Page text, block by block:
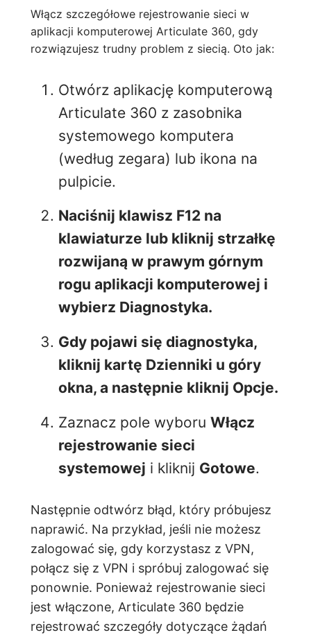
Włącz szczegółowe rejestrowanie sieci w
aplikacji komputerowej Articulate 360, gdy
rozwiązujesz trudny problem z siecią. Oto jak:
Otwórz aplikację komputerową
Articulate 360 z zasobnika
systemowego komputera
(według zegara) lub ikona na
pulpicie.
Naciśnij klawisz F12 na
klawiaturze lub kliknij strzałkę
rozwijaną w prawym górnym
rogu aplikacji komputerowej i
wybierz Diagnostyka.
Gdy pojawi się diagnostyka,
kliknij kartę Dzienniki u góry
okna, a następnie kliknij Opcje.
Zaznacz pole wyboru Włącz
rejestrowanie sieci
systemowej i kliknij Gotowe.
Następnie odtwórz błąd, który próbujesz
naprawić. Na przykład, jeśli nie możesz
zalogować się, gdy korzystasz z VPN,
połącz się z VPN i spróbuj zalogować się
ponownie. Ponieważ rejestrowanie sieci
jest włączone, Articulate 360 będzie
rejestrować szczegóły dotyczące żądań